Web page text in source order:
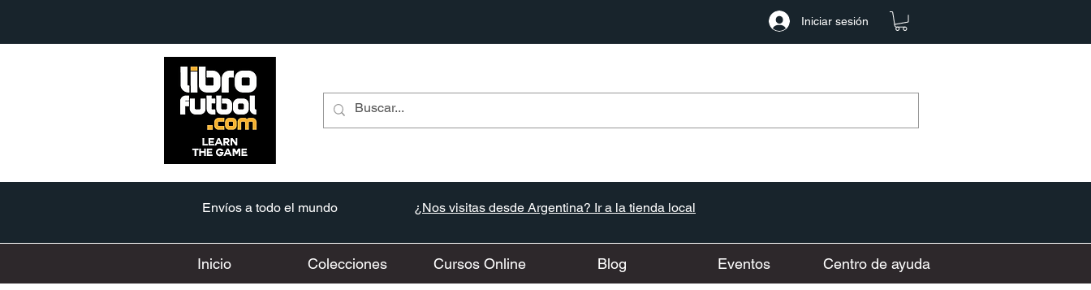
Iniciar sesión
Envíos a todo el mundo ¿Nos visitas desde Argentina? Ir a la tienda local
Inicio Colecciones Cursos Online Blog Eventos Centro de ayuda